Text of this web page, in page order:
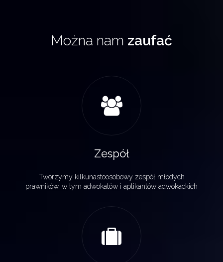
Można nam zaufać
Zespół
Tworzymy kilkunastoosobowy zespół młodych
prawników, w tym adwokatów i aplikantów adwokackich